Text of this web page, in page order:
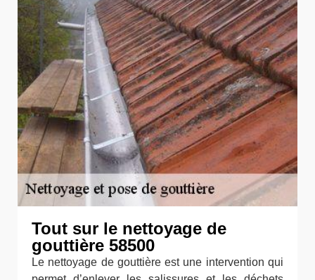
Tout sur le nettoyage de
gouttière 58500
Le nettoyage de gouttière est une intervention qui